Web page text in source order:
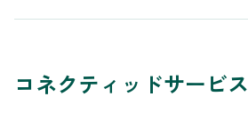
コネクティッドサービス